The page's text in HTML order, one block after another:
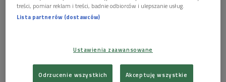
13:02 babek?" (Wybieram Dwójkę)
Psychoterapeutki i socjolożki przewodniczkami po
kobiecym świecie
treści, pomiar reklam i treści, badnie odbiorców i ulepszanie usług.
Lista partnerów (dostawców)
Ustawienia zaawansowane
Odrzucenie wszystkich Akceptuję wszystkie